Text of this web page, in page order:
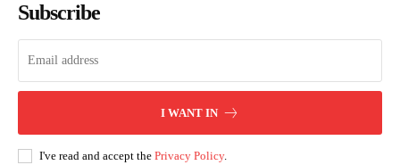
Subscribe
I WANT IN
I've read and accept the Privacy Policy.